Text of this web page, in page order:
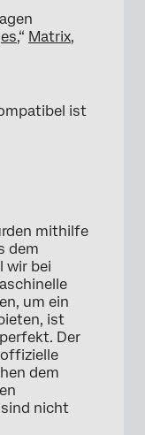
,“ Matrix,
ist
mithilfe
dem
wir bei
um ein
ist
Der
dem
nicht